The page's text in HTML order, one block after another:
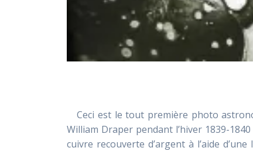
Ceci est le tout première photo
William Draper pendant l’hiver 1839-
cuivre recouverte d’argent à l’aide